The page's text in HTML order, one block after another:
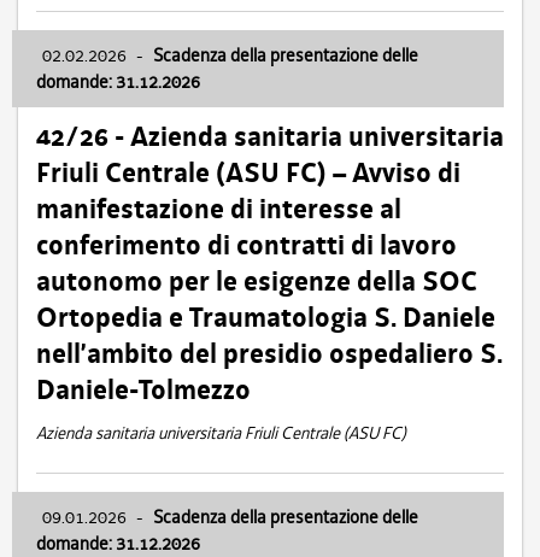
02.02.2026 - Scadenza della presentazione delle
domande: 31.12.2026
42/26 - Azienda sanitaria universitaria
Friuli Centrale (ASU FC) – Avviso di
manifestazione di interesse al
conferimento di contratti di lavoro
autonomo per le esigenze della SOC
Ortopedia e Traumatologia S. Daniele
nell’ambito del presidio ospedaliero S.
Daniele-Tolmezzo
Azienda sanitaria universitaria Friuli Centrale (ASU FC)
09.01.2026 - Scadenza della presentazione delle
domande: 31.12.2026